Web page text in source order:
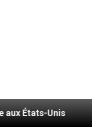
Le pape Léon